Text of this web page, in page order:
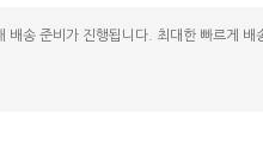
송 준비가 진행됩니다. 최대한 빠르게 배